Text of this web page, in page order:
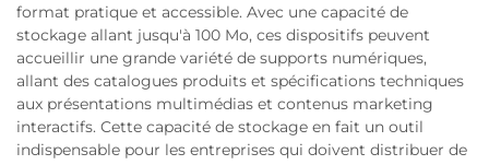
format pratique et accessible. Avec une capacité de
stockage allant jusqu'à 100 Mo, ces dispositifs peuvent
accueillir une grande variété de supports numériques,
allant des catalogues produits et spécifications techniques
aux présentations multimédias et contenus marketing
interactifs. Cette capacité de stockage en fait un outil
indispensable pour les entreprises qui doivent distribuer de